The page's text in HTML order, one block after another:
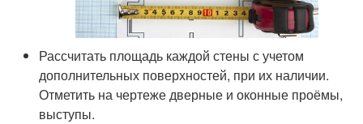
Рассчитать площадь каждой стены с учетом
дополнительных поверхностей, при их наличии.
Отметить на чертеже дверные и оконные проёмы,
выступы.